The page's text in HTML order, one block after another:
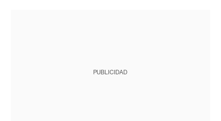
PUBLICIDAD